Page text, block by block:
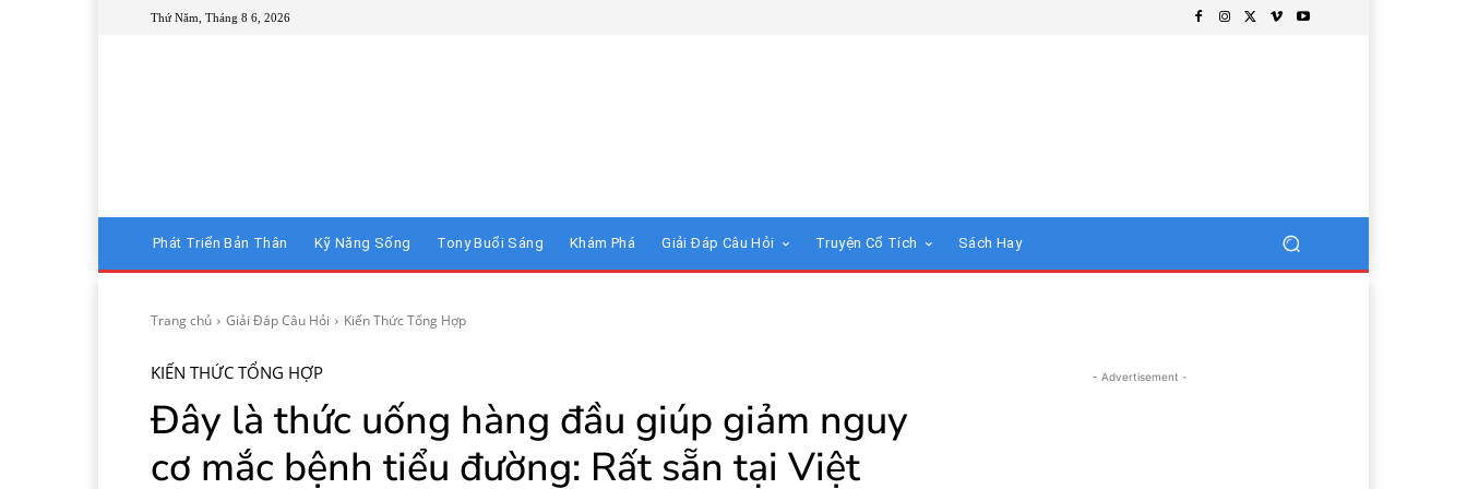
Thứ Năm, Tháng 8 6, 2026
Phát Triển Bản Thân Kỹ Năng Sống Tony Buổi Sáng Khám Phá Giải Đáp Câu Hỏi Truyện Cổ Tích Sách Hay
Trang chủ Giải Đáp Câu Hỏi Kiến Thức Tổng Hợp
KIẾN THỨC TỔNG HỢP
Đây là thức uống hàng đầu giúp giảm nguy
cơ mắc bệnh tiểu đường: Rất sẵn tại Việt
- Advertisement -